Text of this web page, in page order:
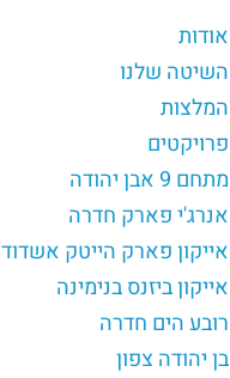
אודות
השיטה שלנו
המלצות
פרויקטים
מתחם 9 אבן יהודה
אנרג'י פארק חדרה
אייקון פארק הייטק אשדוד
אייקון ביזנס בנימינה
רובע הים חדרה
בן יהודה צפון